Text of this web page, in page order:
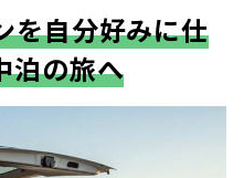
を自分好みに仕
泊の旅へ